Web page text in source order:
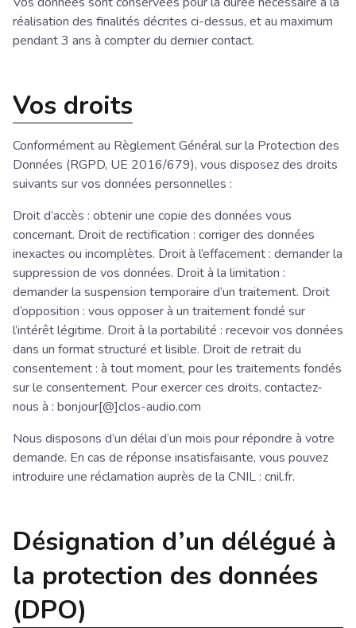
réalisation des finalités décrites ci-dessus, et au maximum
pendant 3 ans à compter du dernier contact.
Vos droits
Conformément au Règlement Général sur la Protection des
Données (RGPD, UE 2016/679), vous disposez des droits
suivants sur vos données personnelles :
Droit d’accès : obtenir une copie des données vous
concernant. Droit de rectification : corriger des données
inexactes ou incomplètes. Droit à l’effacement : demander la
suppression de vos données. Droit à la limitation :
demander la suspension temporaire d’un traitement. Droit
d’opposition : vous opposer à un traitement fondé sur
l’intérêt légitime. Droit à la portabilité : recevoir vos données
dans un format structuré et lisible. Droit de retrait du
consentement : à tout moment, pour les traitements fondés
sur le consentement. Pour exercer ces droits, contactez-
nous à : bonjour[@]clos-audio.com
Nous disposons d’un délai d’un mois pour répondre à votre
demande. En cas de réponse insatisfaisante, vous pouvez
introduire une réclamation auprès de la CNIL : cnil.fr.
Désignation d’un délégué à
la protection des données
(DPO)